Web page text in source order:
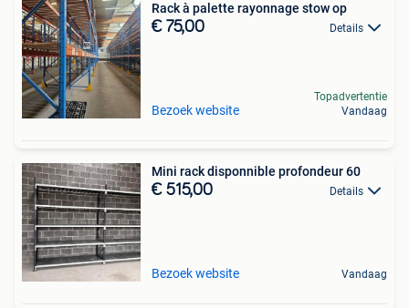
Rack à palette rayonnage stow op
€ 75,00 Details
Bezoek website
Topadvertentie
Vandaag
Mini rack disponnible profondeur 60
€ 515,00 Details
Bezoek website Vandaag